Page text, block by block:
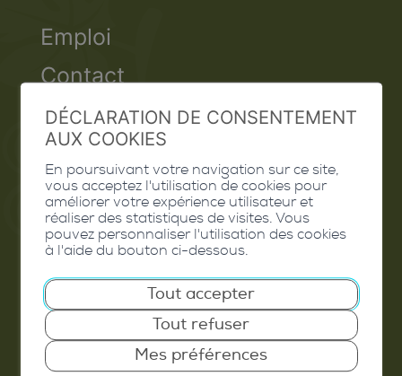
Emploi
Contact
Extranet
Valais Excellence
Commune de Conthey
Route de Savoie 54
1975
St-Séverin
T. 027 345 45 45
info@conthey.ch
DÉCLARATION DE CONSENTEMENT
AUX COOKIES
En poursuivant votre navigation sur ce site,
vous acceptez l'utilisation de cookies pour
améliorer votre expérience utilisateur et
réaliser des statistiques de visites. Vous
pouvez personnaliser l'utilisation des cookies
à l'aide du bouton ci-dessous.
Tout accepter
Tout refuser
Mes préférences